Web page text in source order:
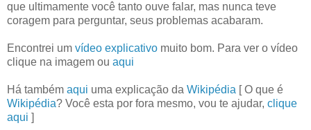
que ultimamente você tanto ouve falar, mas nunca teve
coragem para perguntar, seus problemas acabaram.
Encontrei um vídeo explicativo muito bom. Para ver o vídeo
clique na imagem ou aqui
Há também aqui uma explicação da Wikipédia [ O que é
Wikipédia? Você esta por fora mesmo, vou te ajudar, clique
aqui ]